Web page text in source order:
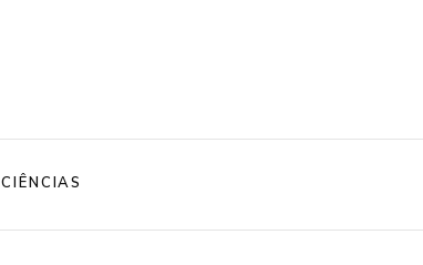
CIÊNCIAS